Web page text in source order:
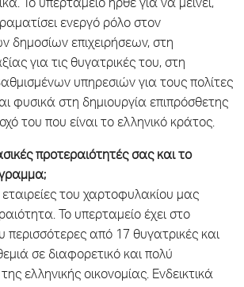
Το υπερταμείο ήρθε για να μείνει,
ενεργό ρόλο στον
δημοσίων επιχειρήσεων, στη
για τις θυγατρικές του, στη
υπηρεσιών για τους πολίτες
φυσικά στη δημιουργία επιπρόσθετης
του που είναι το ελληνικό κράτος.
προτεραιότητές σας και το
εταιρείες του χαρτοφυλακίου μας
Το υπερταμείο έχει στο
περισσότερες από 17 θυγατρικές και
σε διαφορετικό και πολύ
ελληνικής οικονομίας. Ενδεικτικά